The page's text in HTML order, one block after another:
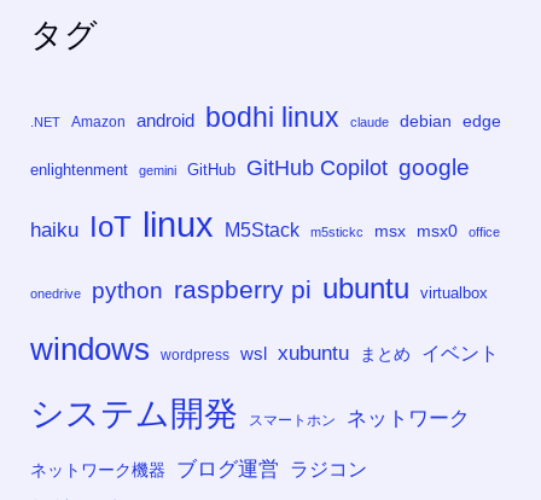
タグ
.NET Amazon android bodhi linux claude debian edge
enlightenment gemini GitHub GitHub Copilot google
haiku IoT linux M5Stack m5stickc msx msx0 office
onedrive python raspberry pi ubuntu virtualbox
windows wordpress wsl xubuntu まとめ イベント
システム開発 スマートホン ネットワーク
ネットワーク機器 ブログ運営 ラジコン